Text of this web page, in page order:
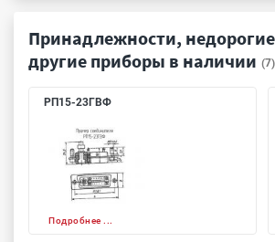
Принадлежности,
другие приборы в наличии (7)
РП15-23ГВФ
Подробнее ...